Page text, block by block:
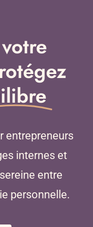
entrepreneurs
internes et
entre
personnelle.